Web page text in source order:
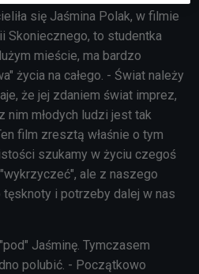
się Jaśmina Polak, w filmie
Skoniecznego, to studentka
mieście, ma bardzo
życia na całego. - Świat należy
że jej zdaniem świat imprez,
nim młodych ludzi jest tak
film zresztą właśnie o tym
szukamy w życiu czegoś
ale z naszego
tęsknoty i potrzeby dalej w nas
Jaśminę. Tymczasem
polubić. - Początkowo